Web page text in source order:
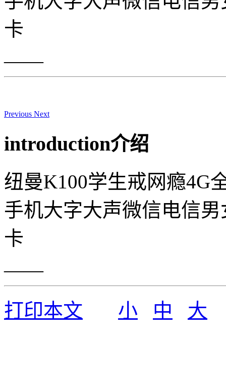
卡
——
Previous Next
introduction介绍
纽曼K100学生戒网瘾4G
手机大字大声微信电信
卡
——
打印本文
小 中 大